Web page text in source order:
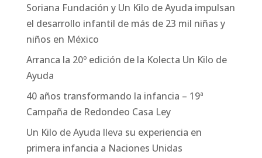
Soriana Fundación y Un Kilo de Ayuda impulsan
el desarrollo infantil de más de 23 mil niñas y
niños en México
Arranca la 20º edición de la Kolecta Un Kilo de
Ayuda
40 años transformando la infancia – 19ª
Campaña de Redondeo Casa Ley
Un Kilo de Ayuda lleva su experiencia en
primera infancia a Naciones Unidas